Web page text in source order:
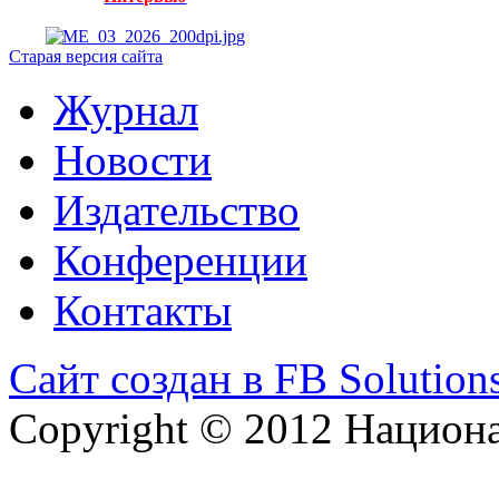
Старая версия сайта
Журнал
Новости
Издательство
Конференции
Контакты
Сайт создан в FB
Copyright © 2012